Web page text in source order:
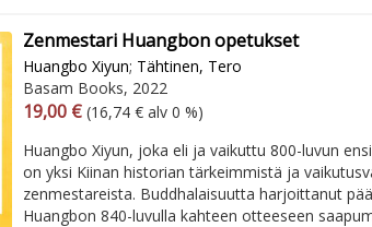
Zenmestari Huangbon opetukset
Huangbo Xiyun; Tähtinen, Tero
Basam Books, 2022
Arvonlisäverollinen hinta
19,00 € Arvonlisäveroton hinta
(16,74 € alv 0 %)
Huangbo Xiyun, joka eli ja vaikuttu 800-luvun
on yksi Kiinan historian tärkeimmistä ja
zenmestareista. Buddhalaisuutta harjoittanut
Huangbon 840-luvulla kahteen otteeseen